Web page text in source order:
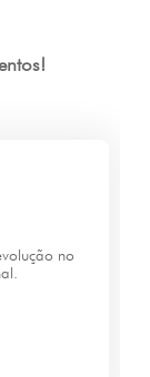
no